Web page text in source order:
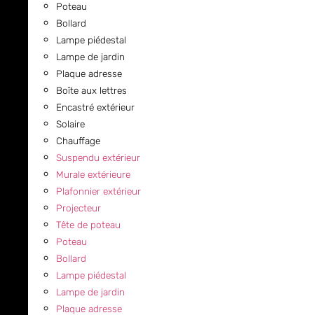
Poteau
Bollard
Lampe piédestal
Lampe de jardin
Plaque adresse
Boîte aux lettres
Encastré extérieur
Solaire
Chauffage
Suspendu extérieur
Murale extérieure
Plafonnier extérieur
Projecteur
Tête de poteau
Poteau
Bollard
Lampe piédestal
Lampe de jardin
Plaque adresse